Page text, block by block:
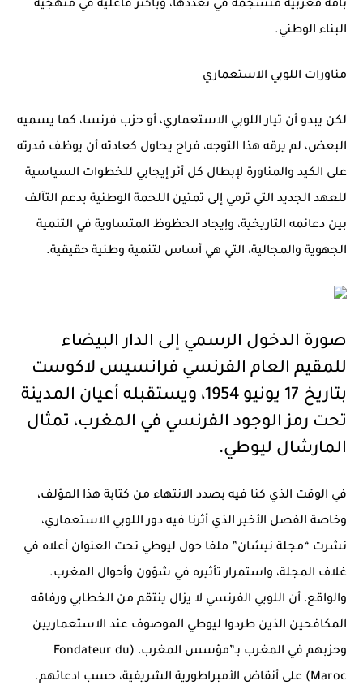
بأمة مغربية منسجمة في تعددها، وبأكثر فاعلية في منهجية
البناء الوطني.
مناورات اللوبي الاستعماري
لكن يبدو أن تيار اللوبي الاستعماري، أو حزب فرنسا، كما يسميه
البعض، لم يرقه هذا التوجه، فراح يحاول كعادته أن يوظف قدرته
على الكيد والمناورة لإبطال كل أثر إيجابي للخطوات السياسية
للعهد الجديد التي ترمي إلى تمتين اللحمة الوطنية بدعم التآلف
بين دعائمه التاريخية، وإيجاد الحظوظ المتساوية في التنمية
الجهوية والمجالية، التي هي أساس لتنمية وطنية حقيقية.
صورة الدخول الرسمي إلى الدار البيضاء
للمقيم العام الفرنسي فرانسيس لاكوست
بتاريخ 17 يونيو 1954، ويستقبله أعيان المدينة
تحت رمز الوجود الفرنسي في المغرب، تمثال
المارشال ليوطي.
في الوقت الذي كنا فيه بصدد الانتهاء من كتابة هذا المؤلف،
وخاصة الفصل الأخير الذي أثرنا فيه دور اللوبي الاستعماري،
نشرت “مجلة نيشان” ملفا حول ليوطي تحت العنوان أعلاه في
غلاف المجلة، واستمرار تأثيره في شؤون وأحوال المغرب.
والواقع، أن اللوبي الفرنسي لا يزال ينتقم من الخطابي ورفاقه
المكافحين الذين طردوا ليوطي الموصوف عند الاستعماريين
وحزبهم في المغرب بـ”مؤسس المغرب، (Fondateur du
Maroc) على أنقاض الأمبراطورية الشريفية، حسب ادعائهم.